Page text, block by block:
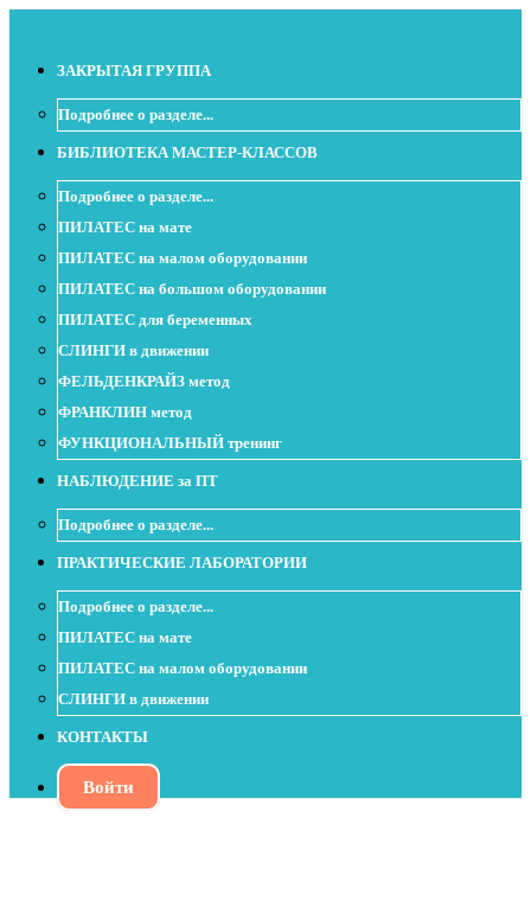
ЗАКРЫТАЯ ГРУППА
Подробнее о разделе...
БИБЛИОТЕКА МАСТЕР-КЛАССОВ
Подробнее о разделе...
ПИЛАТЕС на мате
ПИЛАТЕС на малом оборудовании
ПИЛАТЕС на большом оборудовании
ПИЛАТЕС для беременных
СЛИНГИ в движении
ФЕЛЬДЕНКРАЙЗ метод
ФРАНКЛИН метод
ФУНКЦИОНАЛЬНЫЙ тренинг
НАБЛЮДЕНИЕ за ПТ
Подробнее о разделе...
ПРАКТИЧЕСКИЕ ЛАБОРАТОРИИ
Подробнее о разделе...
ПИЛАТЕС на мате
ПИЛАТЕС на малом оборудовании
СЛИНГИ в движении
КОНТАКТЫ
Войти